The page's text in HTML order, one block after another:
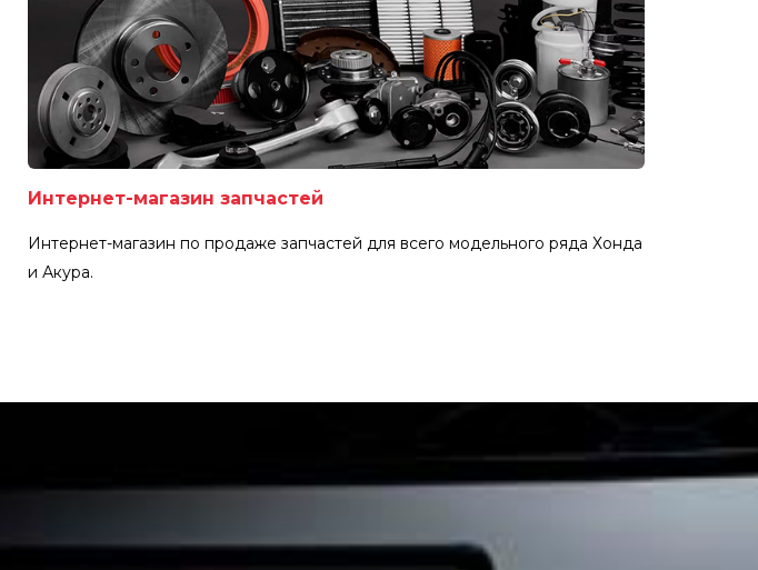
Интернет-магазин запчастей
Интернет-магазин по продаже запчастей для всего модельного ряда Хонда
и Акура.